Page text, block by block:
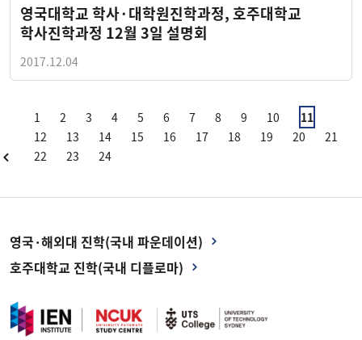
영국대학교 학사·대학원진학과정, 호주대학교
학사진학과정 12월 3일 설명회
2017.12.04
1 2 3 4 5 6 7 8 9 10
11
12
13 14 15 16 17 18 19 20
21
22
23 24
영국·해외대 진학(국내 파운데이션)
호주대학교 진학(국내 디플로마)